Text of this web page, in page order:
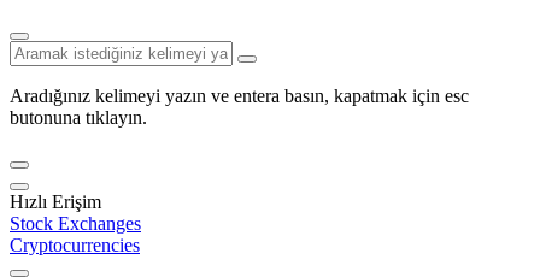
Aradığınız kelimeyi yazın ve entera basın, kapatmak için esc
butonuna tıklayın.
Hızlı Erişim
Stock Exchanges
Cryptocurrencies